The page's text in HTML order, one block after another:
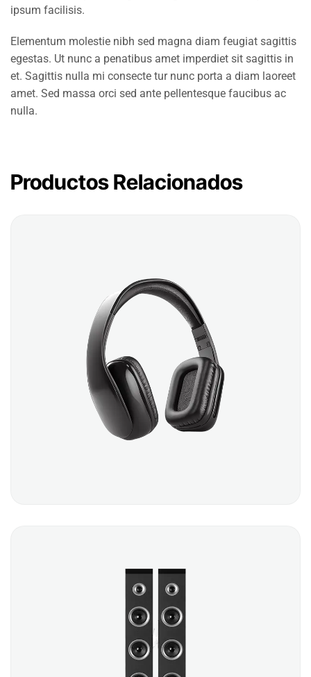
ipsum facilisis.
Elementum molestie nibh sed magna diam feugiat sagittis
egestas. Ut nunc a penatibus amet imperdiet sit sagittis in
et. Sagittis nulla mi consecte tur nunc porta a diam laoreet
amet. Sed massa orci sed ante pellentesque faucibus ac
nulla.
Productos Relacionados